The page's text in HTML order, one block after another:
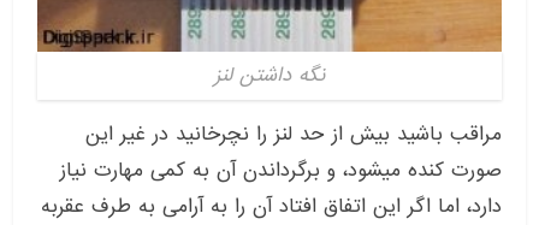
نگه داشتن لنز
مراقب باشید بیش از حد لنز را نچرخانید در غیر این
صورت کنده میشود، و برگرداندن آن به کمی مهارت نیاز
دارد، اما اگر این اتفاق افتاد آن را به آرامی به طرف عقربه